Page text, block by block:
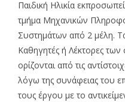
Παιδική Ηλικία
τμήμα Μηχανικών
Συστημάτων από 2 μέλη.
Καθηγητές ή Λέκτορες
ορίζονται από τις
λόγω της συνάφειας του
τους έργου με το